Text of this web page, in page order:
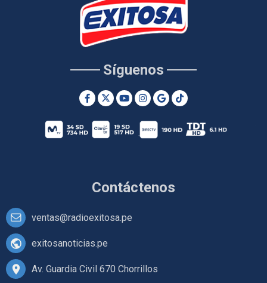
Contáctenos
ventas@radioexitosa.pe
exitosanoticias.pe
Av. Guardia Civil 670 Chorrillos
Síguenos